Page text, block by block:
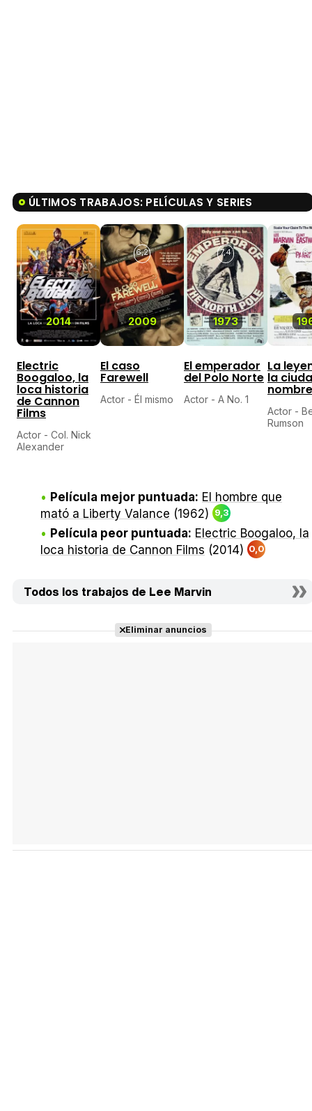
ÚLTIMOS TRABAJOS: PELÍCULAS Y SERIES
2014
Electric
Boogaloo, la
loca historia
de Cannon
Films
Actor - Col. Nick
Alexander
2009
6,2
El caso
Farewell
Actor - Él mismo
1973
7,4
El emperador
del Polo Norte
Actor - A No. 1
La
la
nombre
Actor -
Rumson
Película mejor puntuada: El hombre que
mató a Liberty Valance (1962) 9,3
Película peor puntuada: Electric Boogaloo, la
loca historia de Cannon Films (2014) 0,0
Todos los trabajos de Lee Marvin
Eliminar anuncios